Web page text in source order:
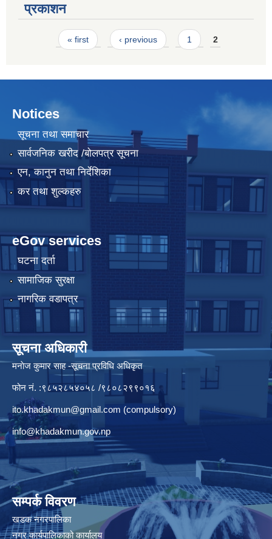
प्रकाशन
Pages« first ‹ previous 1 2
Notices
सूचना तथा समाचार
सार्वजनिक खरीद /बोलपत्र सूचना
एन, कानुन तथा निर्देशिका
कर तथा शुल्कहरु
eGov services
घटना दर्ता
सामाजिक सुरक्षा
नागरिक वडापत्र
सूचना अधिकारी
मनाेज कुमार साह -सूचना प्रविधि अधिकृत
फोन नं. :९८५२८५४०५८ /९८०८२९९०१६
ito.khadakmun@gmail.com (compulsory)
info@khadakmun.gov.np
सम्पर्क विवरण
खडक नगरपालिका
नगर कार्यपालिकाको कार्यालय